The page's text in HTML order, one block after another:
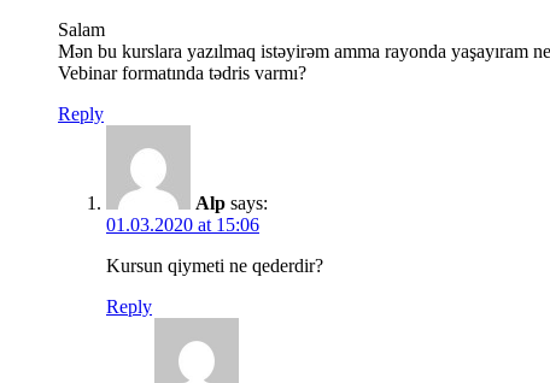
Salam
Mən bu kurslara yazılmaq istəyirəm amma rayonda yaşayıram
Vebinar formatında tədris varmı?
Reply
Alp says:
01.03.2020 at 15:06
Kursun qiymeti ne qederdir?
Reply